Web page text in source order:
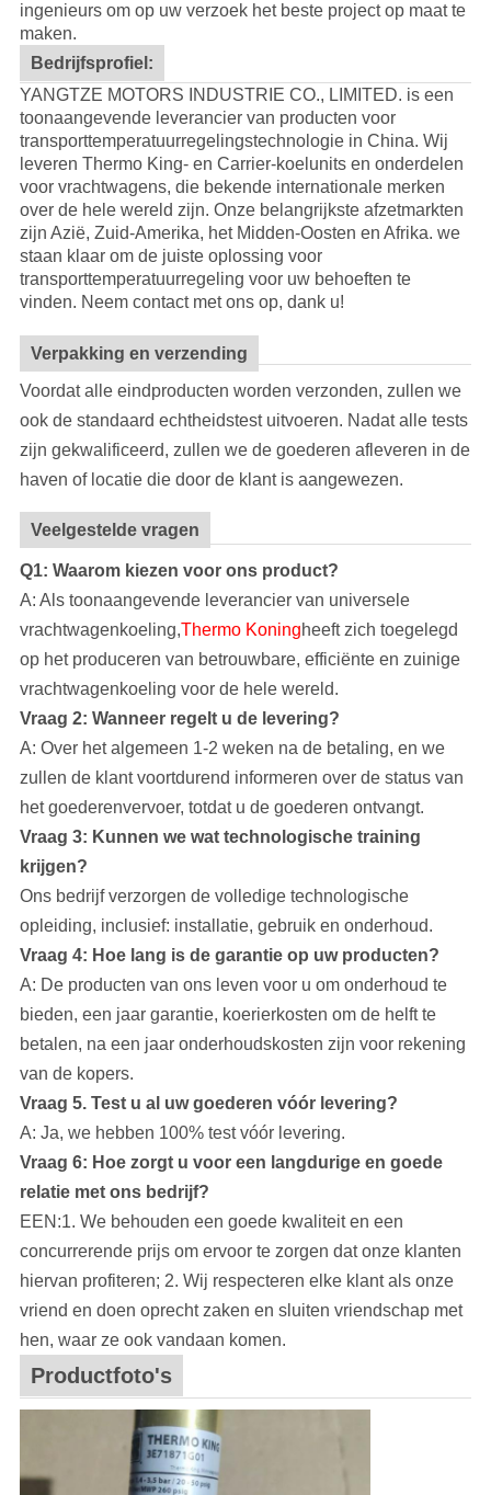
ingenieurs om op uw verzoek het beste project op maat te
maken.
Bedrijfsprofiel:
YANGTZE MOTORS INDUSTRIE CO., LIMITED. is een
toonaangevende leverancier van producten voor
transporttemperatuurregelingstechnologie in China. Wij
leveren Thermo King- en Carrier-koelunits en onderdelen
voor vrachtwagens, die bekende internationale merken
over de hele wereld zijn. Onze belangrijkste afzetmarkten
zijn Azië, Zuid-Amerika, het Midden-Oosten en Afrika. we
staan ​​klaar om de juiste oplossing voor
transporttemperatuurregeling voor uw behoeften te
vinden. Neem contact met ons op, dank u!
Verpakking en verzending
Voordat alle eindproducten worden verzonden, zullen we
ook de standaard echtheidstest uitvoeren. Nadat alle tests
zijn gekwalificeerd, zullen we de goederen afleveren in de
haven of locatie die door de klant is aangewezen.
Veelgestelde vragen
Q1: Waarom kiezen voor ons product?
A: Als toonaangevende leverancier van universele
vrachtwagenkoeling,Thermo Koningheeft zich toegelegd
op het produceren van betrouwbare, efficiënte en zuinige
vrachtwagenkoeling voor de hele wereld.
Vraag 2: Wanneer regelt u de levering?
A: Over het algemeen 1-2 weken na de betaling, en we
zullen de klant voortdurend informeren over de status van
het goederenvervoer, totdat u de goederen ontvangt.
Vraag 3: Kunnen we wat technologische training
krijgen?
Ons bedrijf verzorgen de volledige technologische
opleiding, inclusief: installatie, gebruik en onderhoud.
Vraag 4: Hoe lang is de garantie op uw producten?
A: De producten van ons leven voor u om onderhoud te
bieden, een jaar garantie, koerierkosten om de helft te
betalen, na een jaar onderhoudskosten zijn voor rekening
van de kopers.
Vraag 5. Test u al uw goederen vóór levering?
A: Ja, we hebben 100% test vóór levering.
Vraag 6: Hoe zorgt u voor een langdurige en goede
relatie met ons bedrijf?
EEN:1. We behouden een goede kwaliteit en een
concurrerende prijs om ervoor te zorgen dat onze klanten
hiervan profiteren; 2. Wij respecteren elke klant als onze
vriend en doen oprecht zaken en sluiten vriendschap met
hen, waar ze ook vandaan komen.
Productfoto's